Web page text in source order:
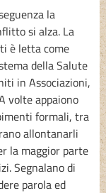
la
si alza. La
è letta come
della Salute
in Associazioni,
volte appaiono
formali, tra
allontanarli
la maggior parte
Segnalano di
parola ed